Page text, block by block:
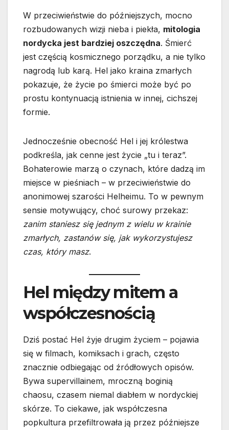
W przeciwieństwie do późniejszych, mocno
rozbudowanych wizji nieba i piekła, mitologia
nordycka jest bardziej oszczędna. Śmierć
jest częścią kosmicznego porządku, a nie tylko
nagrodą lub karą. Hel jako kraina zmarłych
pokazuje, że życie po śmierci może być po
prostu kontynuacją istnienia w innej, cichszej
formie.
Jednocześnie obecność Hel i jej królestwa
podkreśla, jak cenne jest życie „tu i teraz”.
Bohaterowie marzą o czynach, które dadzą im
miejsce w pieśniach – w przeciwieństwie do
anonimowej szarości Helheimu. To w pewnym
sensie motywujący, choć surowy przekaz:
zanim staniesz się jednym z wielu w krainie
zmarłych, zastanów się, jak wykorzystujesz
czas, który masz.
Hel między mitem a
współczesnością
Dziś postać Hel żyje drugim życiem – pojawia
się w filmach, komiksach i grach, często
znacznie odbiegając od źródłowych opisów.
Bywa supervillainem, mroczną boginią
chaosu, czasem niemal diabłem w nordyckiej
skórze. To ciekawe, jak współczesna
popkultura przefiltrowała ją przez późniejsze